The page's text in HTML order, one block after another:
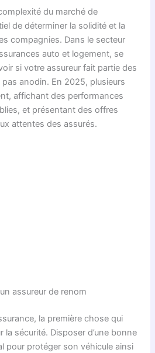
du marché de
de déterminer la solidité et la
compagnies. Dans le secteur
auto et logement, se
si votre assureur fait partie des
pas anodin. En 2025, plusieurs
affichant des performances
et présentant des offres
attentes des assurés.
assureur de renom
la première chose qui
sécurité. Disposer d’une bonne
pour protéger son véhicule ainsi